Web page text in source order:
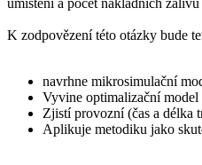
K zodpovězení této otázky bude
navrhne mikrosimulační
Vyvine optimalizační
Zjistí provozní (čas a délka
Aplikuje metodiku jako